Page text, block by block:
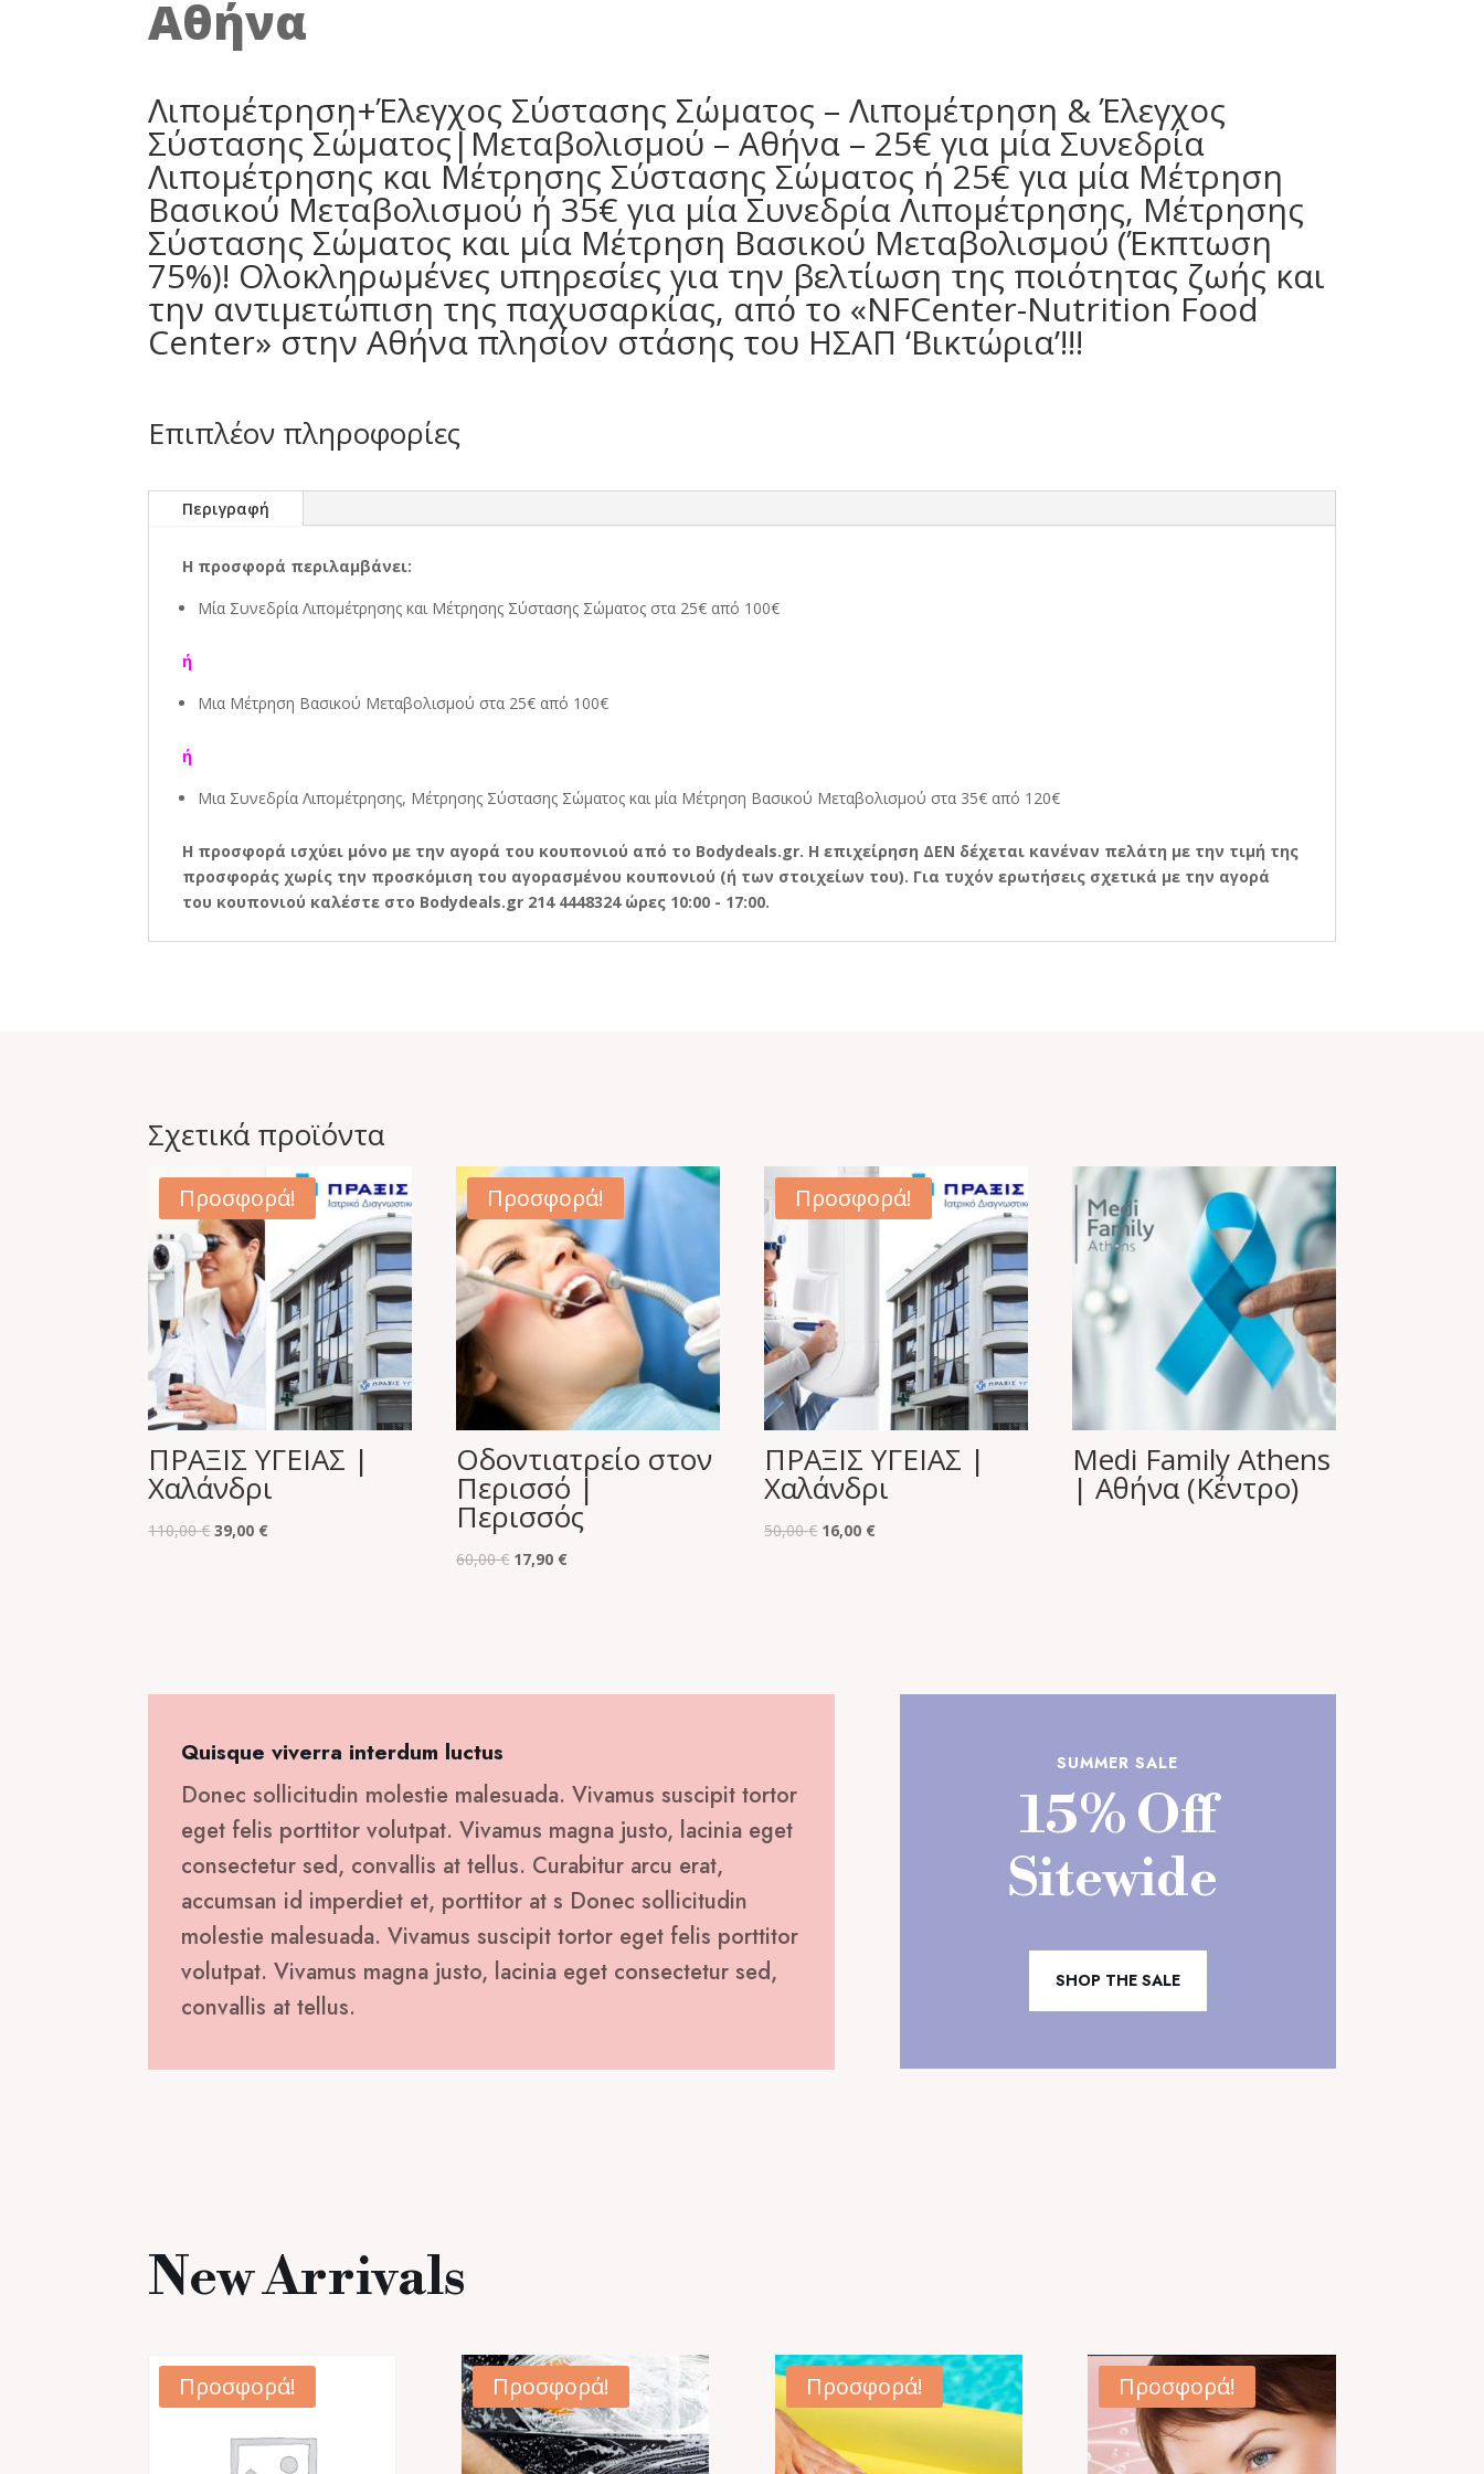
Αθήνα
Λιπομέτρηση+Έλεγχος Σύστασης Σώματος – Λιπομέτρηση & Έλεγχος
Σύστασης Σώματος|Μεταβολισμού – Αθήνα – 25€ για μία Συνεδρία
Λιπομέτρησης και Μέτρησης Σύστασης Σώματος ή 25€ για μία Μέτρηση
Βασικού Μεταβολισμού ή 35€ για μία Συνεδρία Λιπομέτρησης, Μέτρησης
Σύστασης Σώματος και μία Μέτρηση Βασικού Μεταβολισμού (Έκπτωση
75%)! Ολοκληρωμένες υπηρεσίες για την βελτίωση της ποιότητας ζωής και
την αντιμετώπιση της παχυσαρκίας, από το «NFCenter-Nutrition Food
Center» στην Αθήνα πλησίον στάσης του ΗΣΑΠ ‘Βικτώρια’!!!
Επιπλέον πληροφορίες
Περιγραφή
Η προσφορά περιλαμβάνει:
Μία Συνεδρία Λιπομέτρησης και Μέτρησης Σύστασης Σώματος στα 25€ από 100€
ή
Μια Μέτρηση Βασικού Μεταβολισμού στα 25€ από 100€
ή
Μια Συνεδρία Λιπομέτρησης, Μέτρησης Σύστασης Σώματος και μία Μέτρηση Βασικού Μεταβολισμού στα 35€ από 120€
Η προσφορά ισχύει μόνο με την αγορά του κουπονιού από το Bodydeals.gr. Η επιχείρηση ΔΕΝ δέχεται κανέναν πελάτη με την τιμή της
προσφοράς χωρίς την προσκόμιση του αγορασμένου κουπονιού (ή των στοιχείων του). Για τυχόν ερωτήσεις σχετικά με την αγορά
του κουπονιού καλέστε στο Bodydeals.gr 214 4448324 ώρες 10:00 - 17:00.
Σχετικά προϊόντα
Προσφορά!
ΠΡΑΞΙΣ ΥΓΕΙΑΣ |
Χαλάνδρι
110,00€Original
39,00 €
Προσφορά!
Οδοντιατρείο στον
Περισσό |
Περισσός
60,00€ Original
17,90 €
Προσφορά!
ΠΡΑΞΙΣ ΥΓΕΙΑΣ |
Χαλάνδρι
50,00€ Original
16,00 €
Medi Family Athens
| Αθήνα (Κέντρο)
Quisque viverra interdum luctus
Donec sollicitudin molestie malesuada. Vivamus suscipit tortor
eget felis porttitor volutpat. Vivamus magna justo, lacinia eget
consectetur sed, convallis at tellus. Curabitur arcu erat,
accumsan id imperdiet et, porttitor at s Donec sollicitudin
molestie malesuada. Vivamus suscipit tortor eget felis porttitor
volutpat. Vivamus magna justo, lacinia eget consectetur sed,
convallis at tellus.
SUMMER SALE
15% Off
Sitewide
SHOP THE SALE
New Arrivals
Προσφορά! Προσφορά! Προσφορά! Προσφορά!